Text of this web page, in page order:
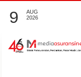
9
AUG
2026